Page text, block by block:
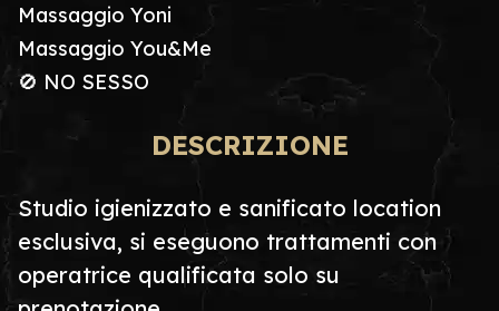
Massaggio Yoni
Massaggio You&Me
🚫 NO SESSO
DESCRIZIONE
Studio igienizzato e sanificato location
esclusiva, si eseguono trattamenti con
operatrice qualificata solo su